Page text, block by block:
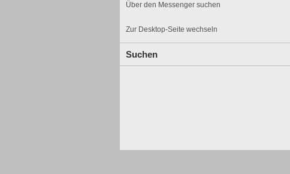
Über den Messenger suchen
Zur Desktop-Seite wechseln
Suchen